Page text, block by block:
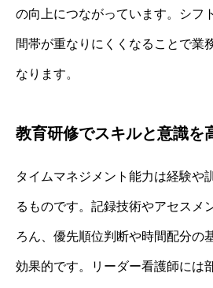
の向上につながっています。シフ
間帯が重なりにくくなることで業
なります。
教育研修でスキルと意識を
タイムマネジメント能力は経験や
るものです。記録技術やアセスメ
ろん、優先順位判断や時間配分の
効果的です。リーダー看護師には